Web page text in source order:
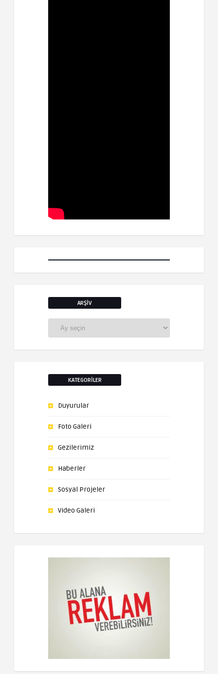
ARŞIV
KATEGORILER
Duyurular
Foto Galeri
Gezilerimiz
Haberler
Sosyal Projeler
Video Galeri